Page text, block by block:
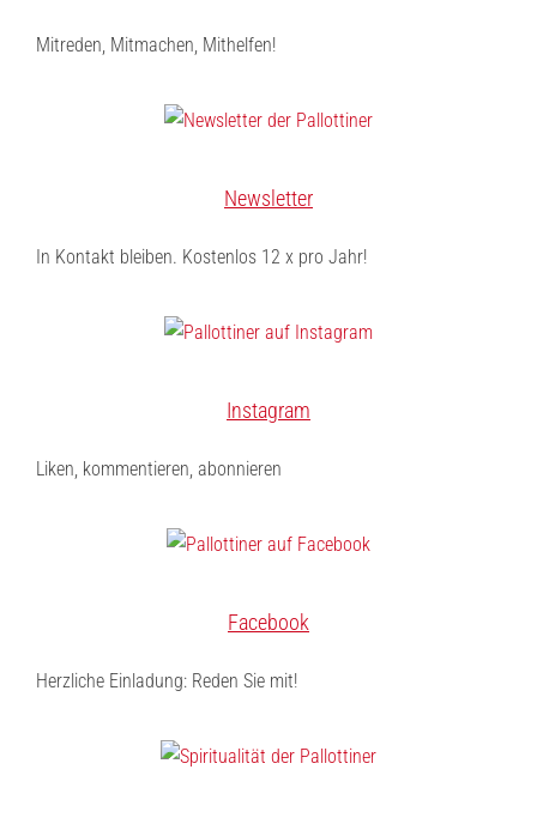
Mitreden, Mitmachen, Mithelfen!
Newsletter
In Kontakt bleiben. Kostenlos 12 x pro Jahr!
Instagram
Liken, kommentieren, abonnieren
Facebook
Herzliche Einladung: Reden Sie mit!